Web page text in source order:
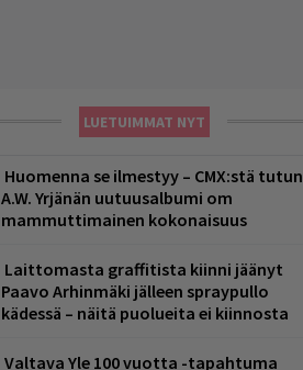
LUETUIMMAT NYT
Huomenna se ilmestyy – CMX:stä tutun
A.W. Yrjänän uutuusalbumi om
mammuttimainen kokonaisuus
Laittomasta graffitista kiinni jäänyt
Paavo Arhinmäki jälleen spraypullo
kädessä – näitä puolueita ei kiinnosta
Valtava Yle 100 vuotta -tapahtuma